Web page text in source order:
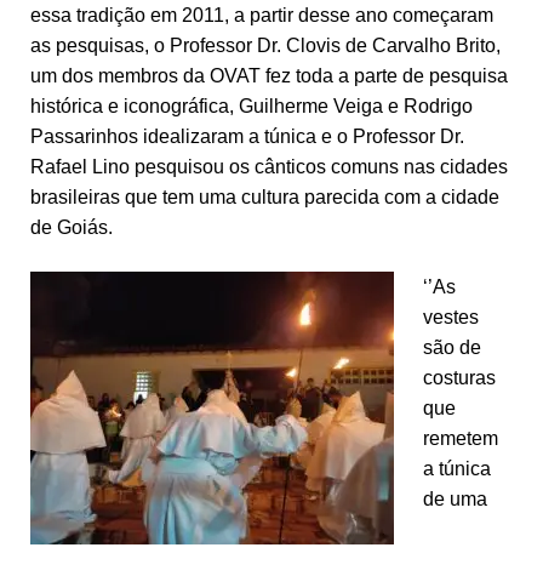
essa tradição em 2011, a partir desse ano começaram
as pesquisas, o Professor Dr. Clovis de Carvalho Brito,
um dos membros da OVAT fez toda a parte de pesquisa
histórica e iconográfica, Guilherme Veiga e Rodrigo
Passarinhos idealizaram a túnica e o Professor Dr.
Rafael Lino pesquisou os cânticos comuns nas cidades
brasileiras que tem uma cultura parecida com a cidade
de Goiás.
‘’As
vestes
são de
costuras
que
remetem
a túnica
de uma